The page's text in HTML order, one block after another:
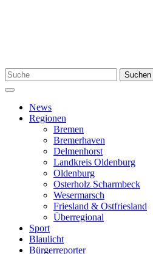
Suchen
nach:
Suchen
Menü
News
Regionen
Bremen
Bremerhaven
Delmenhorst
Landkreis Oldenburg
Oldenburg
Osterholz Scharmbeck
Wesermarsch
Friesland & Ostfriesland
Überregional
Sport
Blaulicht
Bürgerreporter